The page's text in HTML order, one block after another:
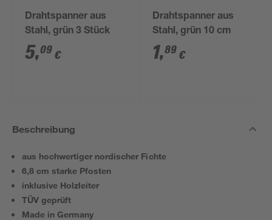
Drahtspanner aus
Stahl, grün 3 Stück
5,09 €
Drahtspanner aus
Stahl, grün 10 cm
1,89 €
Beschreibung
aus hochwertiger nordischer Fichte
6,8 cm starke Pfosten
inklusive Holzleiter
TÜV geprüft
Made in Germany